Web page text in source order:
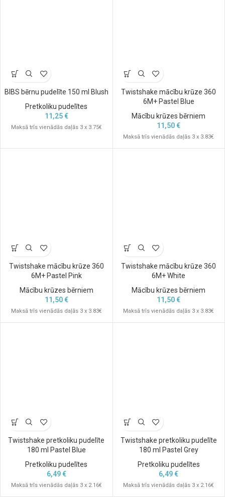
BIBS bērnu pudelīte 150 ml Blush
Pretkoliku pudelītes
11,25€
Maksā trīs vienādās daļās 3 x 3.75€
Twistshake mācību krūze 360
6M+ Pastel Blue
Mācību krūzes bērniem
11,50€
Maksā trīs vienādās daļās 3 x 3.83€
Twistshake mācību krūze 360
6M+ Pastel Pink
Mācību krūzes bērniem
11,50€
Maksā trīs vienādās daļās 3 x 3.83€
Twistshake mācību krūze 360
6M+ White
Mācību krūzes bērniem
11,50€
Maksā trīs vienādās daļās 3 x 3.83€
Twistshake pretkoliku pudelīte
180 ml Pastel Blue
Pretkoliku pudelītes
6,49€
Maksā trīs vienādās daļās 3 x 2.16€
Twistshake pretkoliku pudelīte
180 ml Pastel Grey
Pretkoliku pudelītes
6,49€
Maksā trīs vienādās daļās 3 x 2.16€